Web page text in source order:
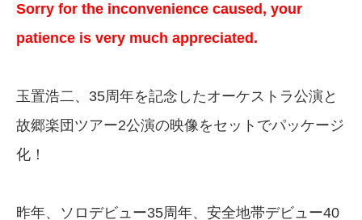
Sorry for the inconvenience caused, your
patience is very much appreciated.
玉置浩二、35周年を記念したオーケストラ公演と
故郷楽団ツアー2公演の映像をセットでパッケージ
化！
昨年、ソロデビュー35周年、安全地帯デビュー40